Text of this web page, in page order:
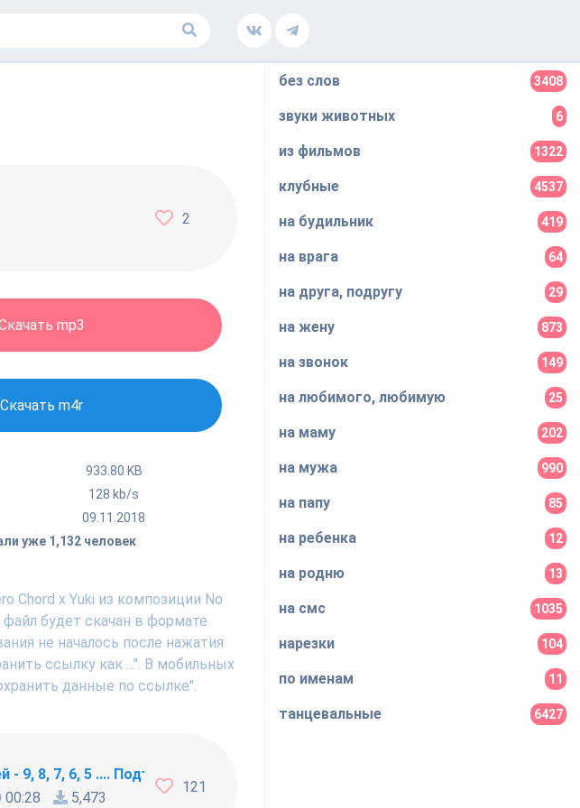
2
mp3
Скачать m4r
933.80 KB
128 kb/s
09.11.2018
уже 1,132 человек
Chord x Yuki из композиции No
будет скачан в формате
не началось после нажатия
ссылку как ...". В мобильных
данные по ссылке".
- 9, 8, 7, 6, 5 .... Подъём !!!
00:28
5,473
121
без слов 3408
звуки животных 6
из фильмов 1322
клубные 4537
на будильник 419
на врага 64
на друга, подругу 29
на жену 873
на звонок 149
на любимого, любимую 25
на маму 202
на мужа 990
на папу 85
на ребенка 12
на родню 13
на смс 1035
нарезки 104
по именам 11
танцевальные 6427